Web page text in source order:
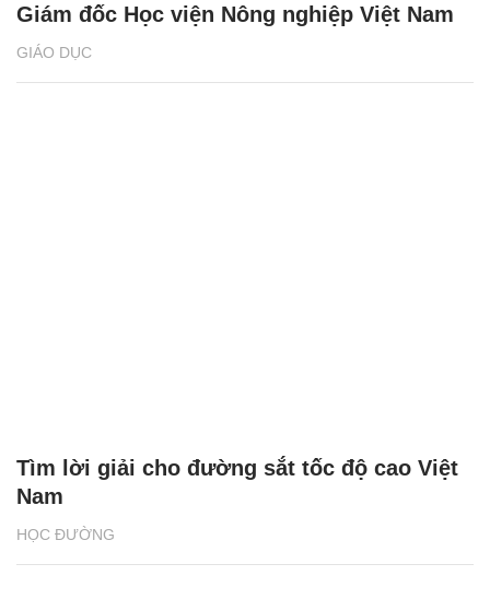
GIÁO DỤC
Giám đốc Học viện Nông nghiệp Việt Nam
HỌC ĐƯỜNG
Tìm lời giải cho đường sắt tốc độ cao Việt
Nam